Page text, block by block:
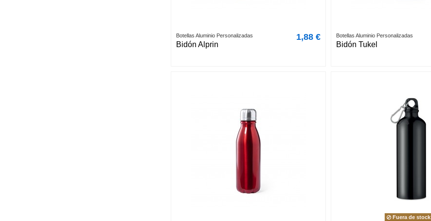
Botellas Aluminio Personalizadas
Bidón Alprin
1,88 € Botellas Aluminio Personalizadas
Bidón Tukel
Fuera de stock